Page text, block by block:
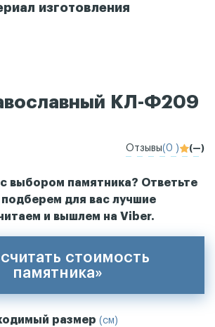
изготовления
КЛ-Ф209
Отзывы(0 ) (—)
выбором памятника? Ответьте
для вас лучшие
и вышлем на Viber.
стоимость
памятника»
размер (см)